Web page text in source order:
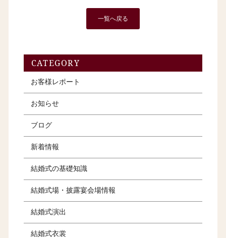
一覧へ戻る
CATEGORY
お客様レポート
お知らせ
ブログ
新着情報
結婚式の基礎知識
結婚式場・披露宴会場情報
結婚式演出
結婚式衣裳